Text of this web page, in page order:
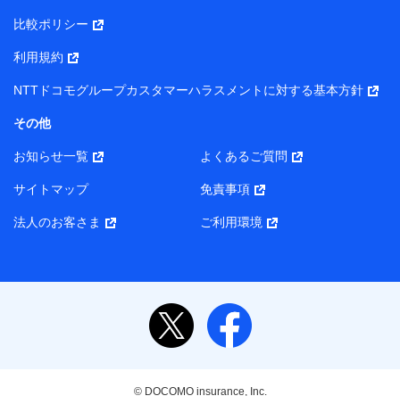
り）
株式会社NTTドコモ・フィナンシャルグループ 代表取締役
社長 廣井 孝史
東京都中央区日本橋人形町2-14-10 アーバンネット日本橋
株式会社ドコモ・インシュアランス 代表取締役社長 吉
村 忠義
また当社は、オンライン面談による保険のご相談にあたっ
氏名、生年月日、住所、メールアドレス、電話番号、個
人の属性に関する情報、資料請求の情報（有無を含みま
比較ポリシー
利用規約
NTTドコモグループカスタマーハラスメントに対する基本方針
その他
お知らせ一覧 よくあるご質問
サイトマップ 免責事項
法人のお客さま ご利用環境
© DOCOMO insurance, Inc.